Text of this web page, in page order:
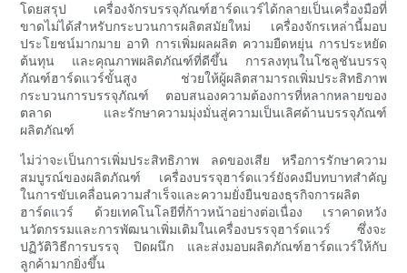
โดยสรุป เครื่องจักรบรรจุภัณฑ์ฮาร์ดแวร์ได้กลายเป็นเครื่องมือที่
ขาดไม่ได้สำหรับกระบวนการผลิตสมัยใหม่ เครื่องจักรเหล่านี้มอบ
ประโยชน์มากมาย อาทิ การเพิ่มผลผลิต ความยืดหยุ่น การประหยัด
ต้นทุน และคุณภาพผลิตภัณฑ์ที่ดีขึ้น การลงทุนในโซลูชันบรรจุ
ภัณฑ์ฮาร์ดแวร์ขั้นสูง ช่วยให้ผู้ผลิตสามารถเพิ่มประสิทธิภาพ
กระบวนการบรรจุภัณฑ์ ตอบสนองความต้องการที่หลากหลายของ
ตลาด และรักษาความมุ่งมั่นสู่ความเป็นเลิศด้านบรรจุภัณฑ์
ผลิตภัณฑ์
ไม่ว่าจะเป็นการเพิ่มประสิทธิภาพ ลดของเสีย หรือการรักษาความ
สมบูรณ์ของผลิตภัณฑ์ เครื่องบรรจุฮาร์ดแวร์ยังคงมีบทบาทสำคัญ
ในการขับเคลื่อนความสำเร็จและความยั่งยืนของธุรกิจการผลิต
ฮาร์ดแวร์ ด้วยเทคโนโลยีที่ก้าวหน้าอย่างต่อเนื่อง เราคาดหวัง
นวัตกรรมและการพัฒนาเพิ่มเติมในเครื่องบรรจุฮาร์ดแวร์ ซึ่งจะ
ปฏิวัติวิธีการบรรจุ ปิดผนึก และส่งมอบผลิตภัณฑ์ฮาร์ดแวร์ให้กับ
ลูกค้ามากยิ่งขึ้น